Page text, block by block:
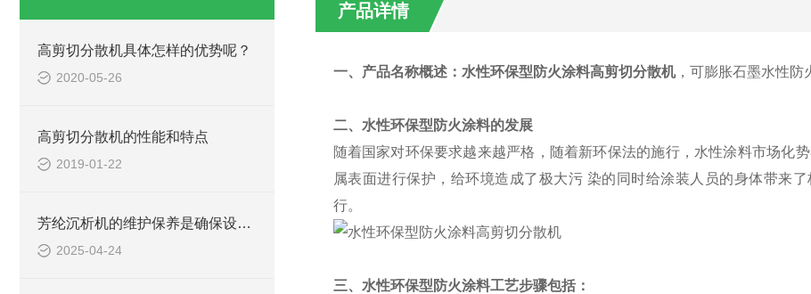
高剪切分散机具体怎样的优势呢？
2020-05-26
高剪切分散机的性能和特点
2019-01-22
芳纶沉析机的维护保养是确保设备正常运行的关键
2025-04-24
产品详情
一、产品名称概述： 水性环保型防火涂料高剪切分散机，可膨胀石墨水性防
二、水性环保型防火涂料的发展
随着国家对环保要求越来越严格，随着新环保法的施行，水性涂料市场化
属表面进行保护，给环境造成了极大污 染的同时给涂装人员的身体带来
行。
三、水性环保型防火涂料工艺步骤包括：